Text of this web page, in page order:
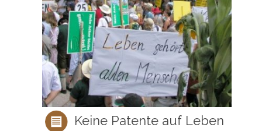
Keine Patente auf Leben